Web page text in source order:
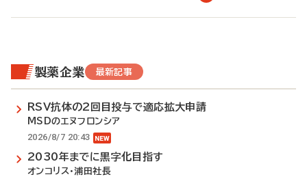
製薬企業 最新記事
RSV抗体の2回目投与で適応拡大申請
MSDのエヌフロンシア
2026/8/7 20:43
2030年までに黒字化目指す
オンコリス・浦田社長